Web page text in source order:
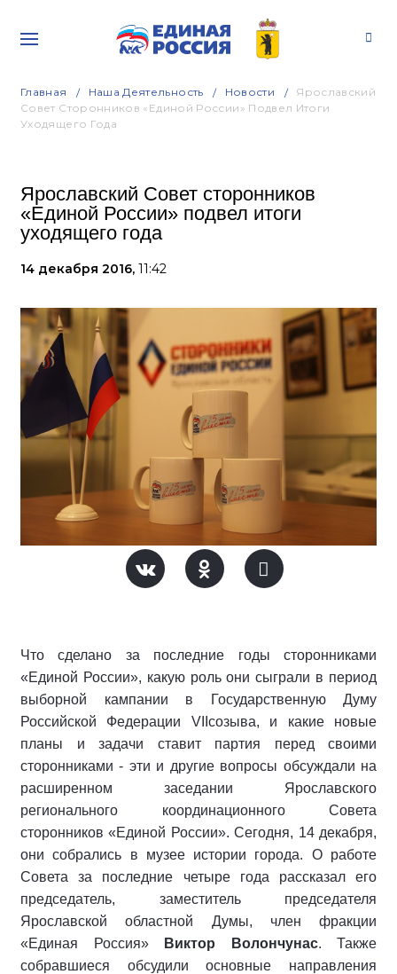
Главная Наша Деятельность Новости
Ярославский
Совет Сторонников «Единой России» Подвел Итоги
Уходящего Года
Ярославский Совет сторонников
«Единой России» подвел итоги
уходящего года
14 декабря 2016, 11:42
Что сделано за последние годы сторонниками
«Единой России», какую роль они сыграли в период
выборной кампании в Государственную Думу
Российской Федерации VIIсозыва, и какие новые
планы и задачи ставит партия перед своими
сторонниками - эти и другие вопросы обсуждали на
расширенном заседании Ярославского
регионального координационного Совета
сторонников «Единой России». Сегодня, 14 декабря,
они собрались в музее истории города. О работе
Совета за последние четыре года рассказал его
председатель, заместитель председателя
Ярославской областной Думы, член фракции
«Единая Россия»
Виктор Волончунас. Также
собравшиеся обсудили основные направления